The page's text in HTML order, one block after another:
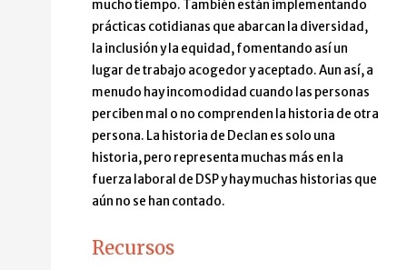
mucho tiempo. También están implementando
prácticas cotidianas que abarcan la diversidad,
la inclusión y la equidad, fomentando así un
lugar de trabajo acogedor y aceptado. Aun así, a
menudo hay incomodidad cuando las personas
perciben mal o no comprenden la historia de otra
persona. La historia de Declan es solo una
historia, pero representa muchas más en la
fuerza laboral de DSP y hay muchas historias que
aún no se han contado.
Recursos